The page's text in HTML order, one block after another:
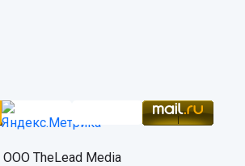
ООО TheLead Media